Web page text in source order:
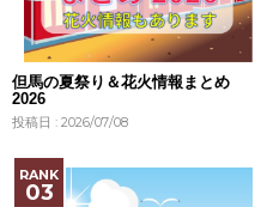
但馬の夏祭り＆花火情報まとめ
2026
投稿日 : 2026/07/08